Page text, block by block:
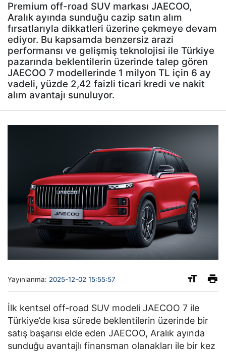
Premium off-road SUV markası JAECOO,
Aralık ayında sunduğu cazip satın alım
fırsatlarıyla dikkatleri üzerine çekmeye devam
ediyor. Bu kapsamda benzersiz arazi
performansı ve gelişmiş teknolojisi ile Türkiye
pazarında beklentilerin üzerinde talep gören
JAECOO 7 modellerinde 1 milyon TL için 6 ay
vadeli, yüzde 2,42 faizli ticari kredi ve nakit
alım avantajı sunuluyor.
Yayınlanma: 2025-12-02 15:55:57
İlk kentsel off-road SUV modeli JAECOO 7 ile
Türkiye’de kısa sürede beklentilerin üzerinde bir
satış başarısı elde eden JAECOO, Aralık ayında
sunduğu avantajlı finansman olanakları ile bir kez